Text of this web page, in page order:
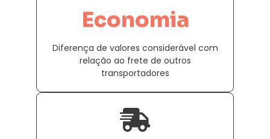
Economia
Diferença de valores considerável com
relação ao frete de outros
transportadores